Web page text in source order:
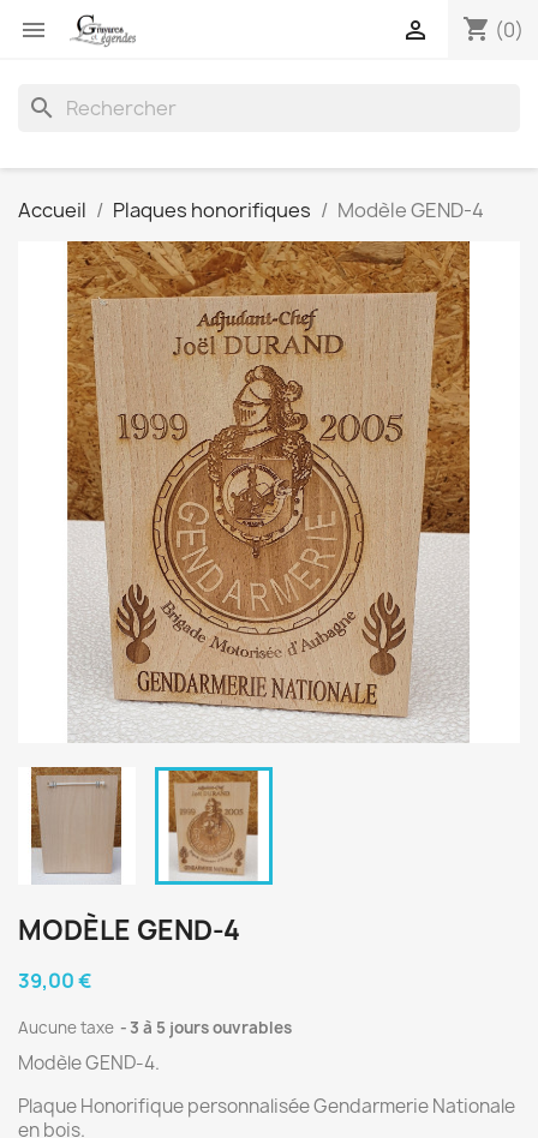
 shopping_cart (0)

search
Accueil Plaques honorifiques Modèle GEND-4
MODÈLE GEND-4
39,00 €
Aucune taxe 3 à 5 jours ouvrables
Modèle GEND-4.
Plaque Honorifique personnalisée Gendarmerie Nationale
en bois.